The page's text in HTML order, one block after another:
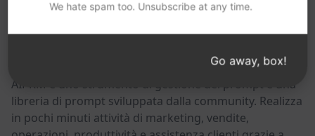
POTRESTE TROVARE UTILI QUESTI LINK
AIPRM è uno strumento di gestione dei prompt e una
libreria di prompt sviluppata dalla community. Realizza
in pochi minuti attività di marketing, vendite,
We hate spam too. Unsubscribe at any time.
Go away, box!